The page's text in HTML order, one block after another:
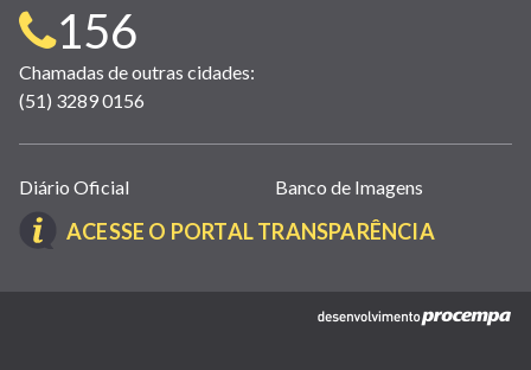
Telefone
para
contato:
156
Chamadas de outras cidades:
(51) 3289 0156
Links
úteis
(abrem
nova
Diário Oficial Banco de Imagens
ACESSE O PORTAL TRANSPARÊNCIA(LINK
EM
NOVA